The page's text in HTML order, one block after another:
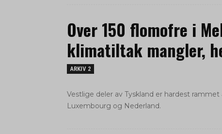
Over 150 flomofre i
klimatiltak mangler,
ARKIV 2
Vestlige deler av Tyskland er hardest
Luxembourg og Nederland.